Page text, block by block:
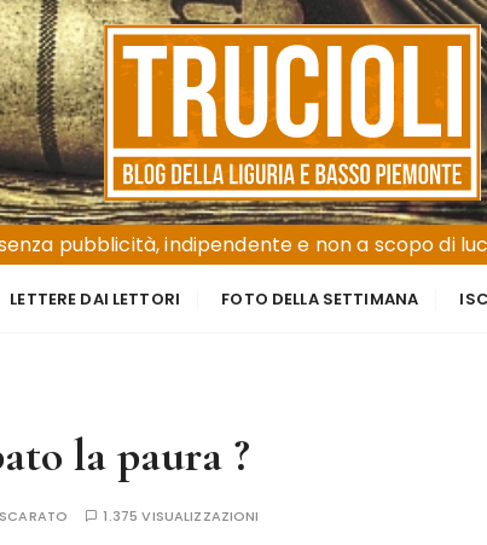
pubblicità, indipendente e non a scopo di
LETTERE DAI LETTORI FOTO DELLA SETTIMANA
la paura ?
1.375 VISUALIZZAZIONI